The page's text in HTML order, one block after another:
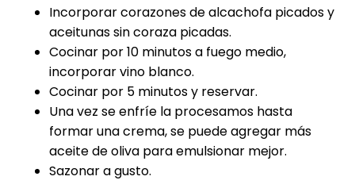
Incorporar corazones de alcachofa picados y
aceitunas sin coraza picadas.
Cocinar por 10 minutos a fuego medio,
incorporar vino blanco.
Cocinar por 5 minutos y reservar.
Una vez se enfríe la procesamos hasta
formar una crema, se puede agregar más
aceite de oliva para emulsionar mejor.
Sazonar a gusto.